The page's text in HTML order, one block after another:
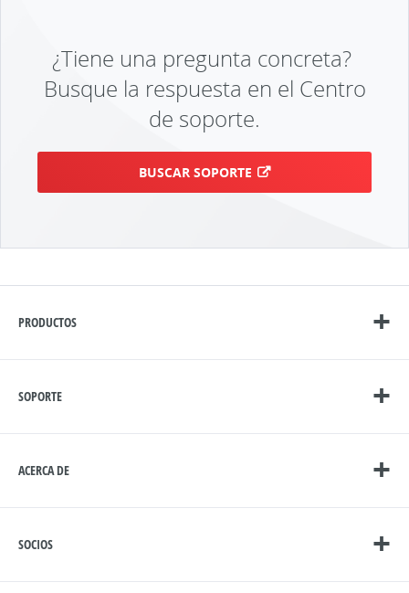
¿Tiene una pregunta concreta?
Busque la respuesta en el Centro
de soporte.
BUSCAR SOPORTE
PRODUCTOS
SOPORTE
ACERCA DE
SOCIOS